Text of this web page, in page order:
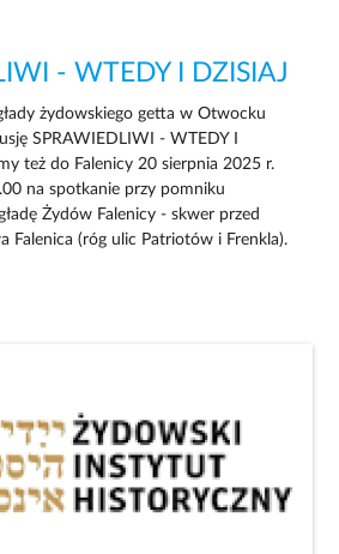
- WTEDY I DZISIAJ
żydowskiego getta w Otwocku
SPRAWIEDLIWI - WTEDY I
też do Falenicy 20 sierpnia 2025 r.
na spotkanie przy pomniku
Żydów Falenicy - skwer przed
Falenica (róg ulic Patriotów i Frenkla).